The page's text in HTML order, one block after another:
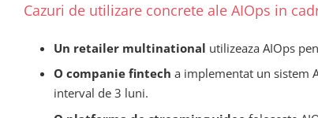
Cazuri de utilizare concrete ale AIOps in
Un retailer multinational utilizeaza AIOps
O companie fintech a implementat un sistem
interval de 3 luni.